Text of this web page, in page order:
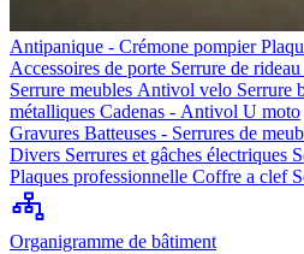
Antipanique - Crémone pompier
Accessoires de porte Serrure de
Serrure meubles Antivol velo Serrure
métalliques Cadenas - Antivol U moto
Gravures Batteuses - Serrures de
Divers Serrures et gâches électriques
Plaques professionnelle Coffre a clef
Organigramme de bâtiment